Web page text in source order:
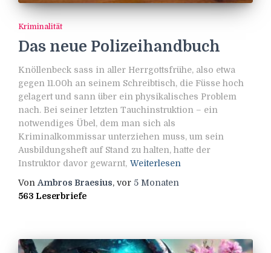
Kriminalität
Das neue Polizeihandbuch
Knöllenbeck sass in aller Herrgottsfrühe, also etwa
gegen 11.00h an seinem Schreibtisch, die Füsse hoch
gelagert und sann über ein physikalisches Problem
nach. Bei seiner letzten Tauchinstruktion – ein
notwendiges Übel, dem man sich als
Kriminalkommissar unterziehen muss, um sein
Ausbildungsheft auf Stand zu halten, hatte der
Instruktor davor gewarnt, Weiterlesen
VonAmbros Braesius, vor 5 Monaten
563 Leserbriefe